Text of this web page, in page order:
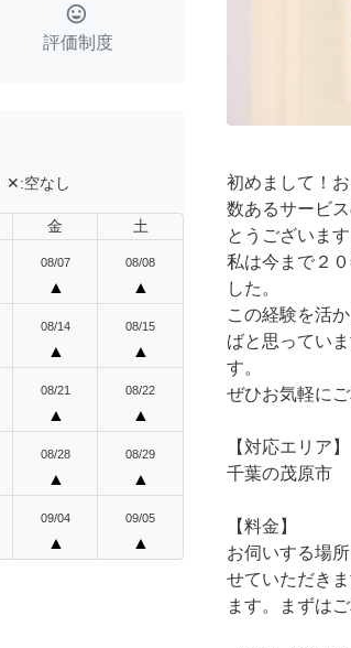
tag_faces
評価制度
✕:空なし
金 土
08/07
▲
08/08
▲
08/14
▲
08/15
▲
08/21
▲
08/22
▲
08/28
▲
08/29
▲
09/04
▲
09/05
▲
初めまして！
数あるサービ
とうございます
私は今まで２
した。
この経験を活
ばと思ってい
す。
ぜひお気軽にご
【対応エリア】
千葉の茂原市
【料金】
お伺いする場
せていただき
ます。まずは